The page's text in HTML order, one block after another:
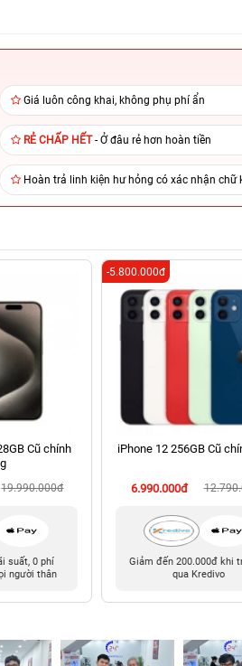
Giá luôn công khai, không phụ phí ẩn
RẺ CHẤP HẾT- Ở đâu rẻ hơn hoàn tiền
Hoàn trả linh kiện hư hỏng có xác nhận chữ
Cũ chính
19.990.000đ
suất, 0 phí
người thân
iPhone 12 256GB Cũ
6.990.000đ
-5.800.000đ
Giảm đến 200.000đ khi
qua Kredivo